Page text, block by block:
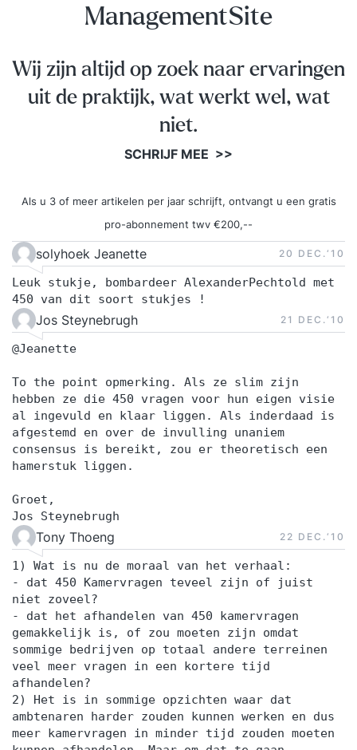
Zo sluit de training optimaal aan op jouw situatie
inspirerende en praktijkgerichte training De
tweedaagse training ‘Financiën voor Niet-
Financiële Managers’ wordt verspreid over twee
weken gegeven. De trainingsdagen bestaan uit
inspirerende inleidingen, praktische opdrachten
pas je het geleerde meteen toe in de praktijk.
Tijdens de tweede bijeenkomst bespreek je
samen met de trainer en de groep je ervaringen,
inzichten en resultaten. Je sluit de training af met
een persoonlijke eindevaluatie en een concreet
actieplan voor de periode daarna. Stap 3. Een
jaar lang toegang tot het Online Learning
toegang tot het YEARTH Online Learning
Platform. Hier vind je verdiepende artikelen,
opdrachten en tools om het geleerde direct toe
te passen. Je leert waar en wanneer het jou
uitkomt via de YEARTH app, je tablet of
computer. Zo haal je het maximale resultaat uit je
training en pas je het geleerde duurzaam toe in je
dagelijkse praktijk. Over je trainer De training
wordt verzorgd door een ervaren trainer met
ruime praktijkervaring. Onze trainers combineren
kennis, analytisch vermogen en een scherp
observatievermogen met een persoonlijke en
positieve aanpak. Ze confronteren op een
respectvolle manier, dagen je uit en helpen je om
het maximale uit jezelf te halen.
ManagementSite
Wij zijn altijd op zoek naar ervaringen
uit de praktijk, wat werkt wel, wat
niet.
SCHRIJF MEE >>
Als u 3 of meer artikelen per jaar schrijft, ontvangt u een gratis
pro-abonnement twv €200,--
solyhoek Jeanette 20 DEC.‘10
Leuk stukje, bombardeer AlexanderPechtold met
450 van dit soort stukjes !
Jos Steynebrugh 21 DEC.‘10
@Jeanette
To the point opmerking. Als ze slim zijn
hebben ze die 450 vragen voor hun eigen visie
al ingevuld en klaar liggen. Als inderdaad is
afgestemd en over de invulling unaniem
consensus is bereikt, zou er theoretisch een
hamerstuk liggen.
Groet,
Jos Steynebrugh
Tony Thoeng 22 DEC.‘10
1) Wat is nu de moraal van het verhaal:
- dat 450 Kamervragen teveel zijn of juist
niet zoveel?
- dat het afhandelen van 450 kamervragen
gemakkelijk is, of zou moeten zijn omdat
sommige bedrijven op totaal andere terreinen
veel meer vragen in een kortere tijd
afhandelen?
2) Het is in sommige opzichten waar dat
ambtenaren harder zouden kunnen werken en dus
meer kamervragen in minder tijd zouden moeten